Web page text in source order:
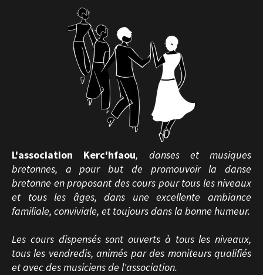
L'association Kerc'hfaou, danses et musiques
bretonnes, a pour but de promouvoir la danse
bretonne en proposant des cours pour tous les niveaux
et tous les âges, dans une excellente ambiance
familiale, conviviale, et toujours dans la bonne humeur.
Les cours dispensés sont ouverts à tous les niveaux,
tous les vendredis, animés par des moniteurs qualifiés
et avec des musiciens de l'association.